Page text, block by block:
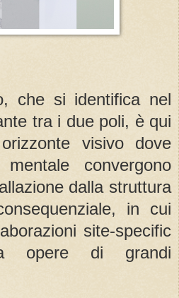
che si identifica nel
tra i due poli, è qui
visivo dove
convergono
dalla struttura
in cui
site-specific
opere di grandi